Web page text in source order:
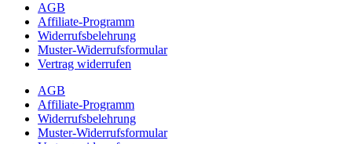
AGB
Affiliate-Programm
Widerrufsbelehrung
Muster-Widerrufsformular
Vertrag widerrufen
AGB
Affiliate-Programm
Widerrufsbelehrung
Muster-Widerrufsformular